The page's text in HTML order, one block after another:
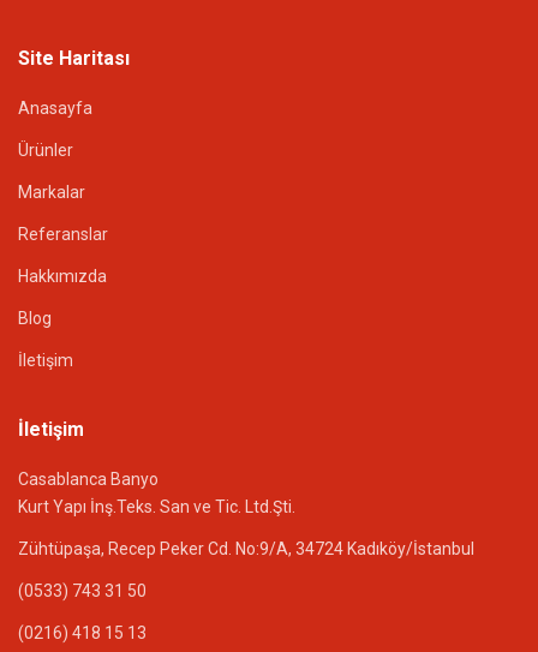
Site Haritası
Anasayfa
Ürünler
Markalar
Referanslar
Hakkımızda
Blog
İletişim
İletişim
Casablanca Banyo
Kurt Yapı İnş.Teks. San ve Tic. Ltd.Şti.
Zühtüpaşa, Recep Peker Cd. No:9/A, 34724 Kadıköy/İstanbul
(0533) 743 31 50
(0216) 418 15 13